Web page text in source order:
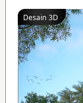
Desain 3D